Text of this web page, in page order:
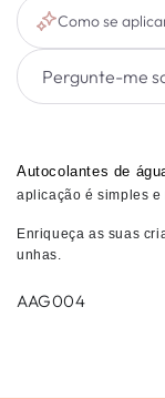
Como se
Autocolantes de
aplicação é simples e
Enriqueça as suas
unhas.
AAG004